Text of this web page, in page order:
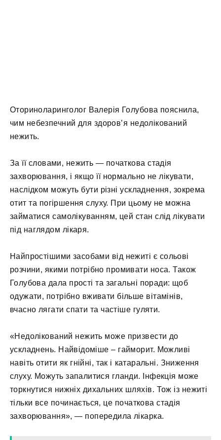
Оториноларинголог Валерія Голубова пояснила,
чим небезпечний для здоров’я недолікований
нежить.
За її словами, нежить — початкова стадія
захворювання, і якщо її нормально не лікувати,
наслідком можуть бути різні ускладнення, зокрема
отит та погіршення слуху. При цьому не можна
займатися самолікуванням, цей стан слід лікувати
під наглядом лікаря.
Найпростішими засобами від нежиті є сольові
розчини, якими потрібно промивати носа. Також
Голубова дала прості та загальні поради: щоб
одужати, потрібно вживати більше вітамінів,
вчасно лягати спати та частіше гуляти.
«Недолікований нежить може призвести до
ускладнень. Найвідоміше – гайморит. Можливі
навіть отити як гнійні, так і катаральні. Зниження
слуху. Можуть запалитися гланди. Інфекція може
торкнутися нижніх дихальних шляхів. Тож із нежиті
тільки все починається, це початкова стадія
захворювання», — попередила лікарка.